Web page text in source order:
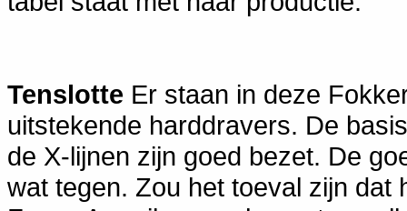
Tenslotte Er staan in deze
uitstekende harddravers. De
de X-lijnen zijn goed bezet. De
wat tegen. Zou het toeval zijn